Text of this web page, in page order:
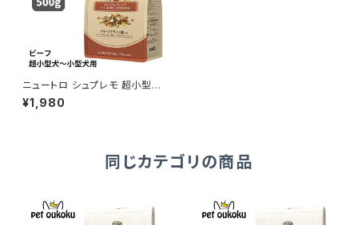
ニュートロ シュプレモ 超小型
犬〜小型犬 成犬用 プレミアム
ブレンド ビーフ 500g 49023
¥1,980
同じカテゴリの商品